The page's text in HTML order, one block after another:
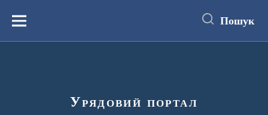
вмістуМеню Пошук
Урядовий портал